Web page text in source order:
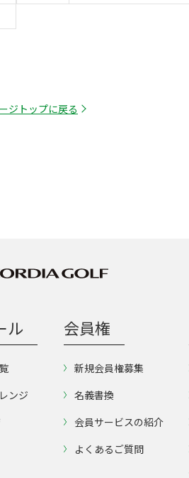
ジトップに戻る
ル
ンジ
会員権
新規会員権募集
名義書換
会員サービスの紹介
よくあるご質問